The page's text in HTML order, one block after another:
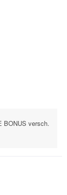
BONUS versch.